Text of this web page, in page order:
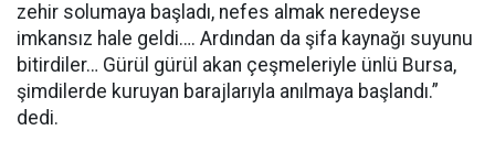
zehir solumaya başladı, nefes almak neredeyse
imkansız hale geldi…. Ardından da şifa kaynağı suyunu
bitirdiler… Gürül gürül akan çeşmeleriyle ünlü Bursa,
şimdilerde kuruyan barajlarıyla anılmaya başlandı.”
dedi.